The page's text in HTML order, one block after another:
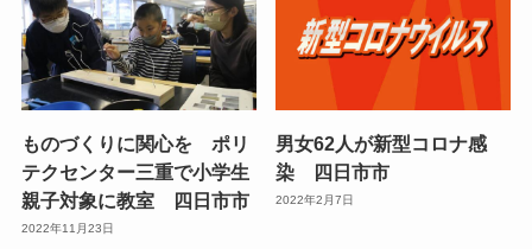
ものづくりに関心を ポリ
テクセンター三重で小学生
親子対象に教室 四日市市
2022年11月23日
男女62人が新型コロナ感
染 四日市市
2022年2月7日